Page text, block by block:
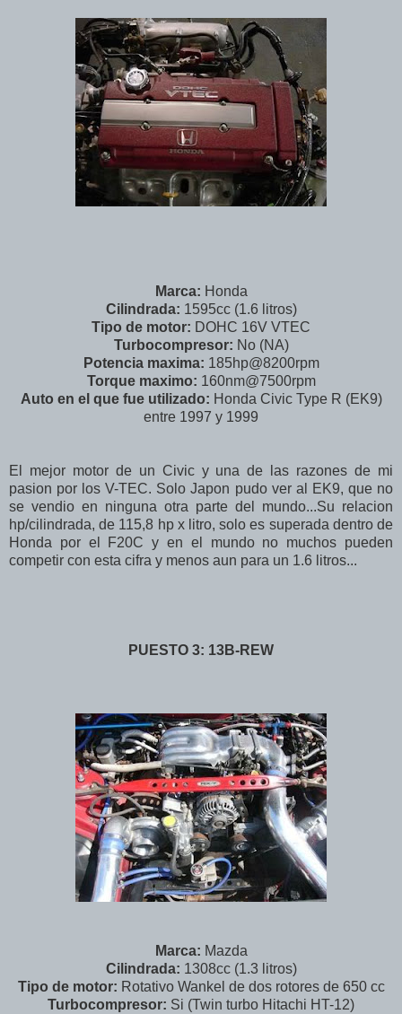
Marca: Honda
Cilindrada: 1595cc (1.6 litros)
Tipo de motor: DOHC 16V VTEC
Turbocompresor: No (NA)
Potencia maxima: 185hp@8200rpm
Torque maximo: 160nm@7500rpm
Auto en el que fue utilizado: Honda Civic Type R (EK9)
entre 1997 y 1999
El mejor motor de un Civic y una de las razones de mi
pasion por los V-TEC. Solo Japon pudo ver al EK9, que no
se vendio en ninguna otra parte del mundo...Su relacion
hp/cilindrada, de 115,8 hp x litro, solo es superada dentro de
Honda por el F20C y en el mundo no muchos pueden
competir con esta cifra y menos aun para un 1.6 litros...
PUESTO 3: 13B-REW
Marca: Mazda
Cilindrada: 1308cc (1.3 litros)
Tipo de motor: Rotativo Wankel de dos rotores de 650 cc
Turbocompresor: Si (Twin turbo Hitachi HT-12)